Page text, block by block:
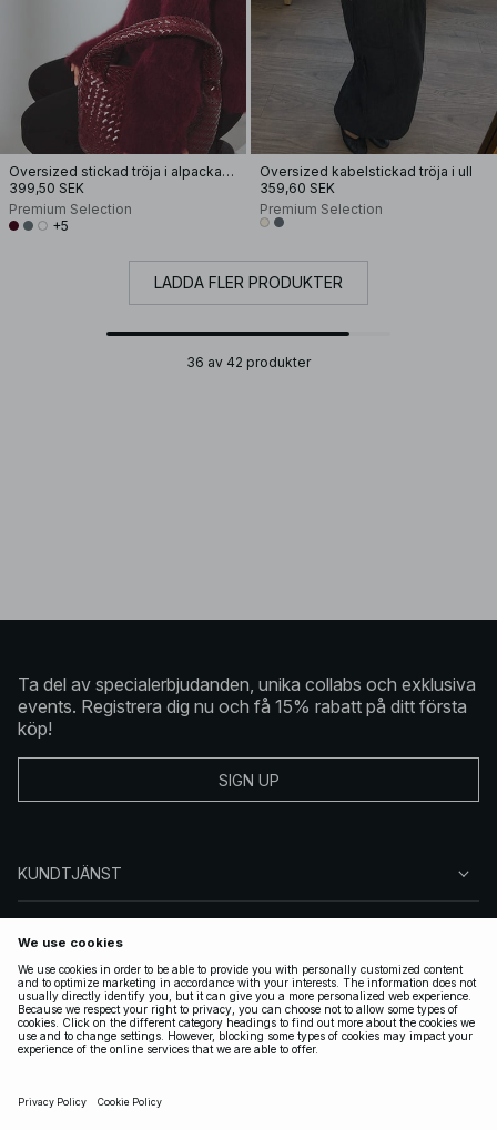
Oversized stickad tröja i alpackamix
399,50 SEK
Premium Selection
+5
Oversized kabelstickad tröja i ull
359,60 SEK
Premium Selection
LADDA FLER PRODUKTER
36 av 42 produkter
Ta del av specialerbjudanden, unika collabs och exklusiva
events. Registrera dig nu och få 15% rabatt på ditt första
köp!
SIGN UP
KUNDTJÄNST
FÖLJ OSS
JURIDISKT